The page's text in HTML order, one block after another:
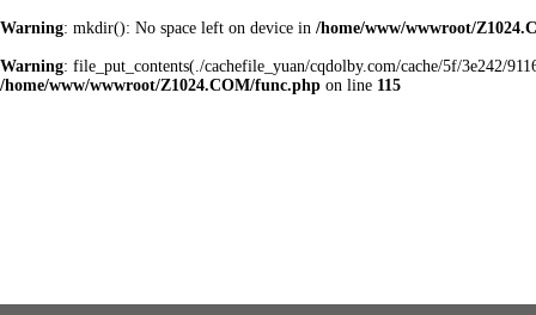
Warning: mkdir(): No space left on device in /home/www/wwwroot/
Warning: file_put_contents(./cachefile_yuan/cqdolby.com/cache/5f/3e242/
/home/www/wwwroot/Z1024.COM/func.php on line 115